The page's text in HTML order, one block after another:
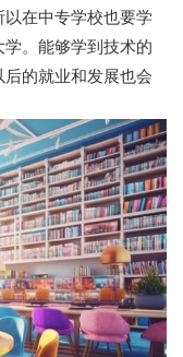
在中专学校也要学
。能够学到技术的
的就业和发展也会